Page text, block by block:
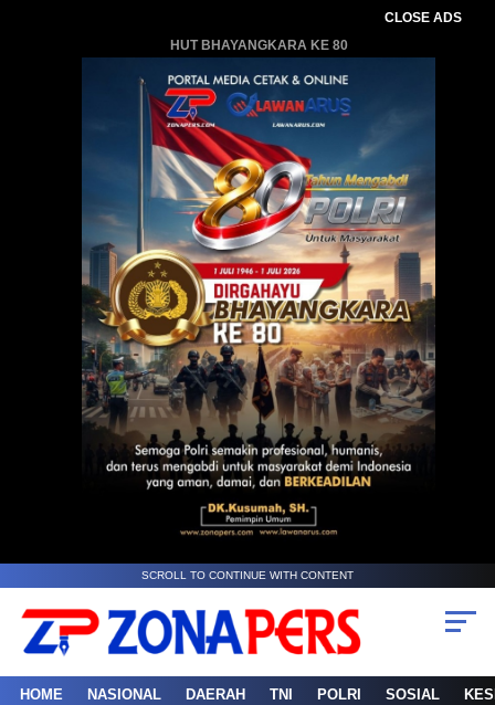
CLOSE ADS
HUT BHAYANGKARA KE 80
SCROLL TO CONTINUE WITH CONTENT
HOME NASIONAL DAERAH TNI POLRI SOSIAL